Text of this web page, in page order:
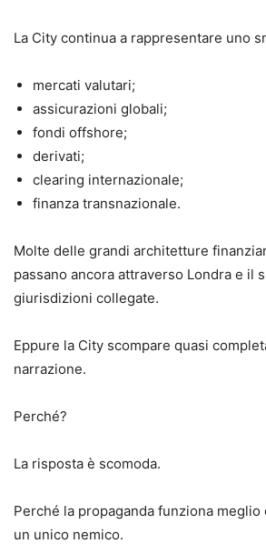
La City continua a rappresentare uno
mercati valutari;
assicurazioni globali;
fondi offshore;
derivati;
clearing internazionale;
finanza transnazionale.
Molte delle grandi architetture
passano ancora attraverso Londra e il
giurisdizioni collegate.
Eppure la City scompare quasi
narrazione.
Perché?
La risposta è scomoda.
Perché la propaganda funziona
un unico nemico.